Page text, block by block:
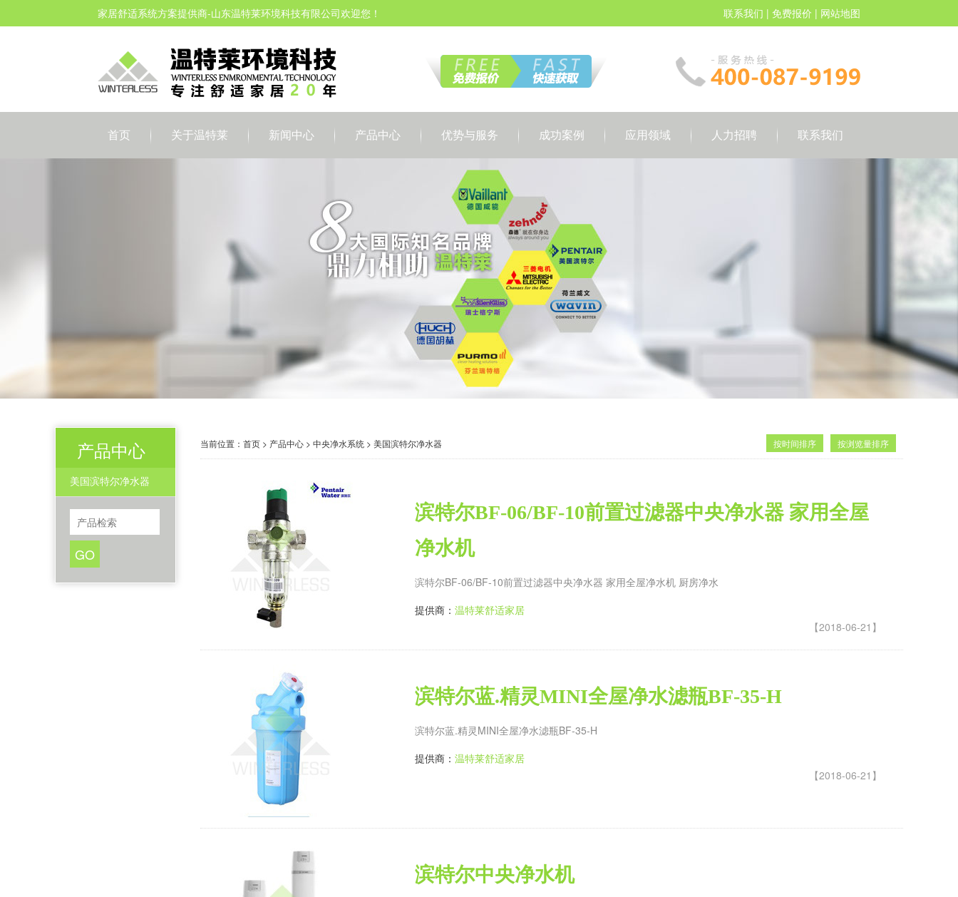
家居舒适系统方案提供商-山东温特莱环境科技有限公司欢迎您！ 联系我们 | 免费报价 | 网站地图
首页 关于温特莱 新闻中心 产品中心 优势与服务 成功案例 应用领域 人力招聘 联系我们
产品中心
美国滨特尔净水器
当前位置： 首页 > 产品中心 > 中央净水系统 > 美国滨特尔净水器 按时间排序 按浏览量排序
滨特尔BF-06/BF-10前置过滤器中央净水器 家用全屋
净水机
滨特尔BF-06/BF-10前置过滤器中央净水器 家用全屋净水机 厨房净水
提供商： 温特莱舒适家居
【2018-06-21】
滨特尔蓝.精灵MINI全屋净水滤瓶BF-35-H
滨特尔蓝.精灵MINI全屋净水滤瓶BF-35-H
提供商： 温特莱舒适家居
【2018-06-21】
滨特尔中央净水机